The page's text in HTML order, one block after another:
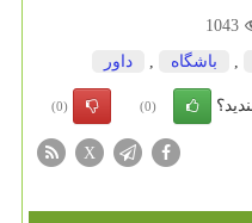
1043
باشگاه داور
(0)
(0)
X